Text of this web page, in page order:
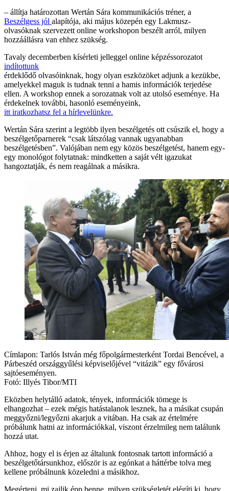
– állítja határozottan Wertán Sára kommunikációs tréner, a
Beszélgess jól alapítója, aki május közepén egy Lakmusz-
olvasóknak szervezett online workshopon beszélt arról, milyen
hozzáállásra van ehhez szükség.
Tavaly decemberben kísérleti jelleggel online képzéssorozatot
indítottunk
érdeklődő olvasóinknak, hogy olyan eszközöket adjunk a kezükbe,
amelyekkel maguk is tudnak tenni a hamis információk terjedése
ellen. A workshop ennek a sorozatnak volt az utolsó eseménye. Ha
érdekelnek további, hasonló eseményeink,
itt iratkozhatsz fel a hírlevelünkre.
Wertán Sára szerint a legtöbb ilyen beszélgetés ott csúszik el, hogy a
beszélgetőparnerek “csak látszólag vannak ugyanabban
beszélgetésben”. Valójában nem egy közös beszélgetést, hanem egy-
egy monológot folytatnak: mindketten a saját vélt igazukat
hangoztatják, és nem reagálnak a másikra.
Címlapon: Tarlós István még főpolgármesterként Tordai Bencével, a
Párbeszéd országgyűlési képviselőjével “vitázik” egy fővárosi
sajtóeseményen.
Fotó: Illyés Tibor/MTI
Eközben helytálló adatok, tények, információk tömege is
elhangozhat – ezek mégis hatástalanok lesznek, ha a másikat csupán
meggyőzni/legyőzni akarjuk a vitában. Ha csak az értelmére
próbálunk hatni az információkkal, viszont érzelmileg nem találunk
hozzá utat.
Ahhoz, hogy el is érjen az általunk fontosnak tartott információ a
beszélgetőtársunkhoz, először is az egónkat a háttérbe tolva meg
kellene próbálnunk közeledni a másikhoz.